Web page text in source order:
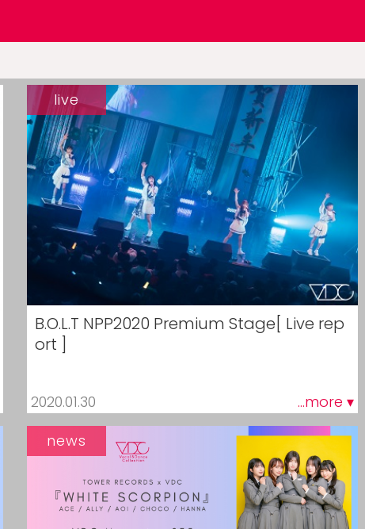
B.O.L.T NPP2020 Premium Stage[ Live rep
ort ]
2020.01.30 ...more ▾
live
news